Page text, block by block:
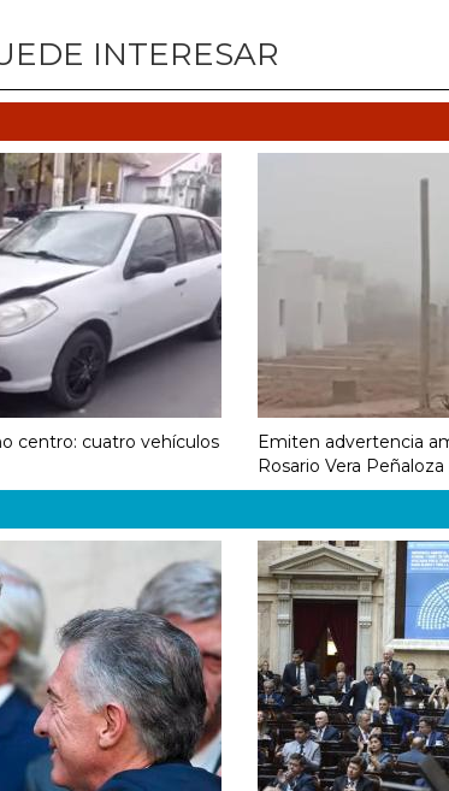
INTERESAR
centro: cuatro vehículos
Emiten advertencia
Rosario Vera